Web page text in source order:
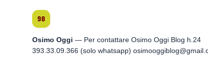
Osimo Oggi — Per contattare Osimo Oggi Blog h.24
393.33.09.366 (solo whatsapp)